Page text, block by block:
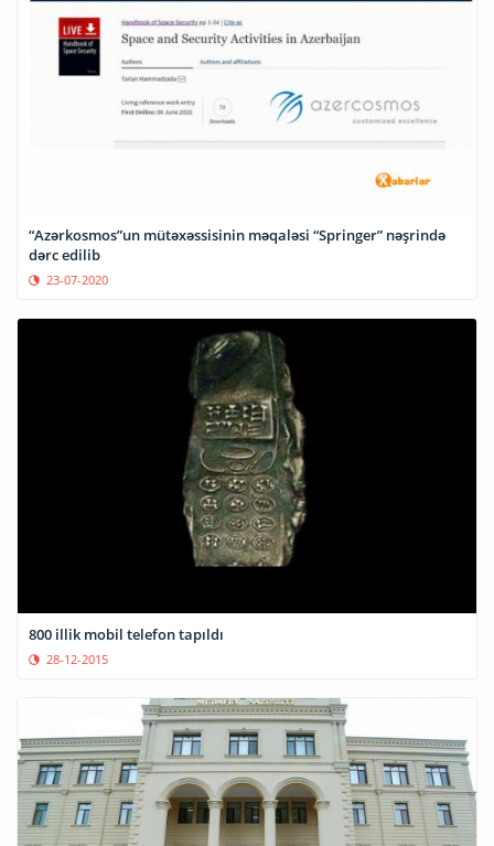
“Azərkosmos”un mütəxəssisinin məqaləsi “Springer” nəşrində
dərc edilib
23-07-2020
800 illik mobil telefon tapıldı
28-12-2015